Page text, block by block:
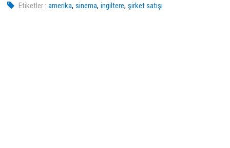
Etiketler : amerika,sinema,ingiltere,şirket satışı